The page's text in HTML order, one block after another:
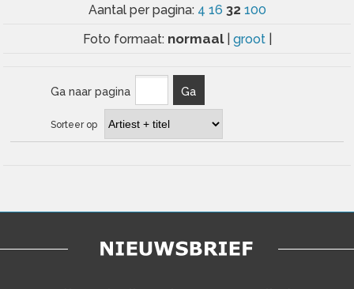
Aantal per pagina: 4 16 32 100
Foto formaat: normaal groot
Ga naar pagina Ga
Sorteer op